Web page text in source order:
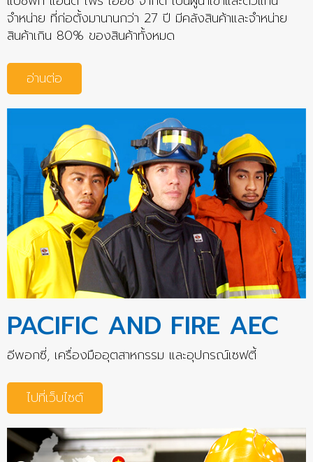
จำหน่าย ที่ก่อตั้งมานานกว่า 27 ปี มีคลังสินค้าและจำหน่าย
สินค้าเกิน 80% ของสินค้าทั้งหมด
อ่านต่อ
PACIFIC AND FIRE AEC
อีพอกซี่, เครื่องมืออุตสาหกรรม และอุปกรณ์เซฟตี้
ไปที่เว็บไซต์